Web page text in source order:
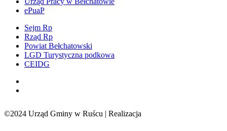
ePuaP
Sejm Rp
Rząd Rp
Powiat Bełchatowski
LGD Turystyczna podkowa
CEIDG
©2024 Urząd Gminy w Ruścu | Realizacja